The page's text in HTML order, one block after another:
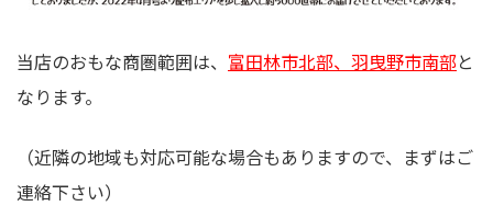
当店のおもな商圏範囲は、 富田林市北部、羽曳野市南部と
なります。
（近隣の地域も対応可能な場合もありますので、まずはご
連絡下さい）